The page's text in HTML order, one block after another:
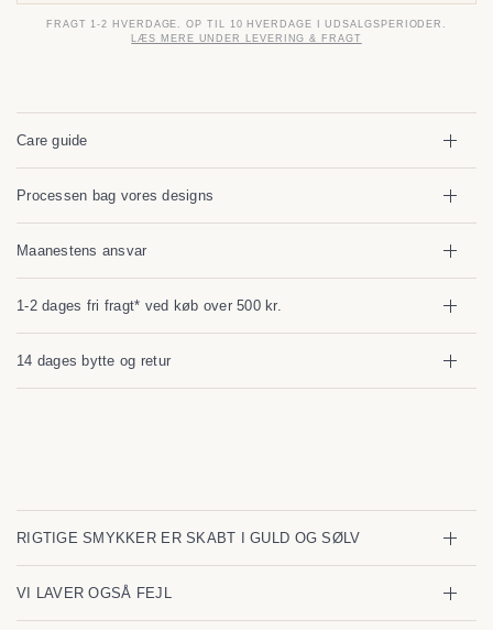
FRAGT 1-2 HVERDAGE. OP TIL 10 HVERDAGE I UDSALGSPERIODER.
LÆS MERE UNDER LEVERING & FRAGT
Care guide
Processen bag vores designs
Maanestens ansvar
1-2 dages fri fragt* ved køb over 500 kr.
14 dages bytte og retur
RIGTIGE SMYKKER ER SKABT I GULD OG SØLV
VI LAVER OGSÅ FEJL